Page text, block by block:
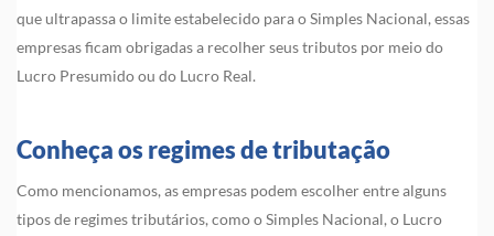
que ultrapassa o limite estabelecido para o Simples Nacional, essas
empresas ficam obrigadas a recolher seus tributos por meio do
Lucro Presumido ou do Lucro Real.
Conheça os regimes de tributação
Como mencionamos, as empresas podem escolher entre alguns
tipos de regimes tributários, como o Simples Nacional, o Lucro